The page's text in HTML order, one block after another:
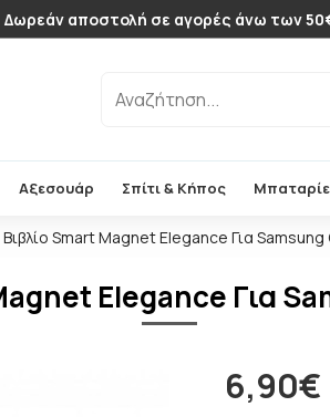
Δωρεάν αποστολή σε αγορές άνω των
Αξεσουάρ Σπίτι & Κήπος
Smart Magnet Elegance Για
Elegance Για
6,90€